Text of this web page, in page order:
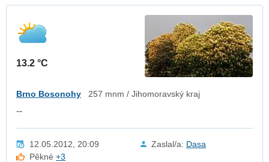
13.2 °C
Brno Bosonohy 257 mnm / Jihomoravský kraj
--
12.05.2012, 20:09 Zaslal/a: Dasa
Pěkné+3